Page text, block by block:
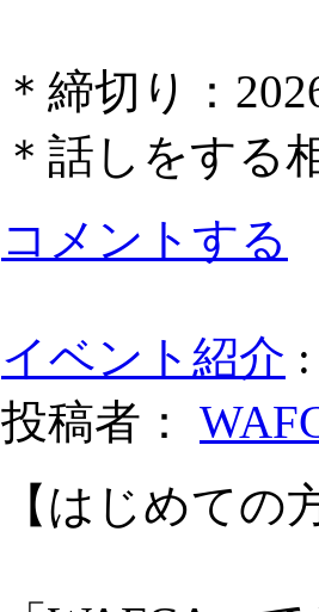
＊締切り：
＊話しをする
コメントする
イベント紹介
投稿者：
【はじめての